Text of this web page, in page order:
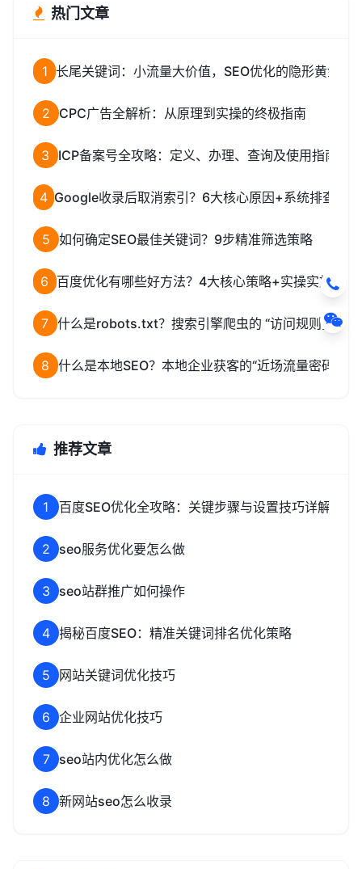
热门文章
1 长尾关键词：小流量大价值，SEO优化的隐形黄金矿
2 CPC广告全解析：从原理到实操的终极指南
3 ICP备案号全攻略：定义、办理、查询及使用指南
4 Google收录后取消索引？6大核心原因+系统排查解
5 如何确定SEO最佳关键词？9步精准筛选策略
6 百度优化有哪些好方法？4大核心策略+实操实施指南
7 什么是robots.txt？搜索引擎爬虫的 “访问规则指南”
8 什么是本地SEO？本地企业获客的“近场流量密码”
推荐文章
1 百度SEO优化全攻略：关键步骤与设置技巧详解
2 seo服务优化要怎么做
3 seo站群推广如何操作
4 揭秘百度SEO：精准关键词排名优化策略
5 网站关键词优化技巧
6 企业网站优化技巧
7 seo站内优化怎么做
8 新网站seo怎么收录